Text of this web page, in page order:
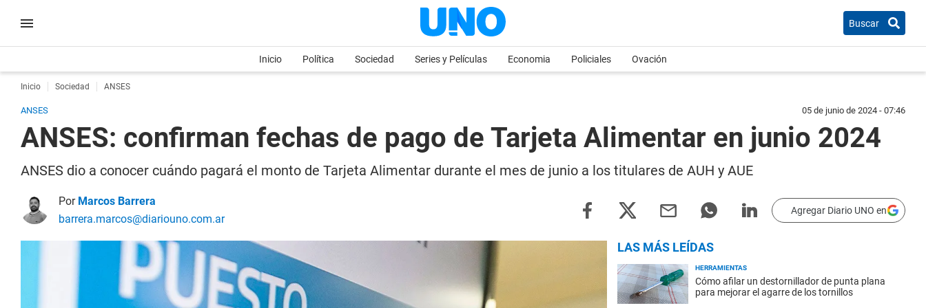
Buscar
Inicio Política Sociedad Series y Películas Economia Policiales Ovación
Inicio Sociedad ANSES
ANSES 05 de junio de 2024 - 07:46
ANSES: confirman fechas de pago de Tarjeta Alimentar en junio 2024
ANSES dio a conocer cuándo pagará el monto de Tarjeta Alimentar durante el mes de junio a los titulares de AUH y AUE
Por Marcos Barrera
barrera.marcos@diariouno.com.ar
Agregar Diario UNO en
LAS MÁS LEÍDAS
HERRAMIENTAS
Cómo afilar un destornillador de punta plana
para mejorar el agarre de los tornillos